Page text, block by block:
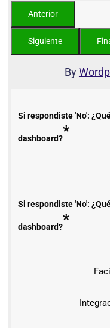
By
Si respondiste 'No':
dashboard?*
Si respondiste 'No':
dashboard?*